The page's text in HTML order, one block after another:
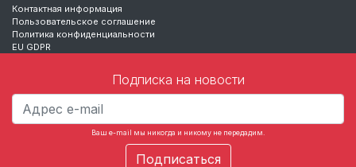
Контактная информация
Пользовательское соглашение
Политика конфиденциальности
EU GDPR
Подписка на новости
Ваш e-mail мы никогда и никому не передадим.